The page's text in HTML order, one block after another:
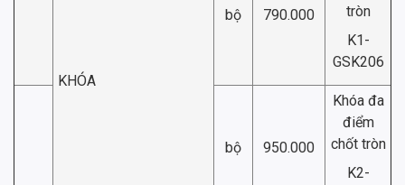
KHÓA
bộ 790.000
tròn
K1-
GSK206
bộ 950.000
Khóa đa
điểm
chốt tròn
K2-